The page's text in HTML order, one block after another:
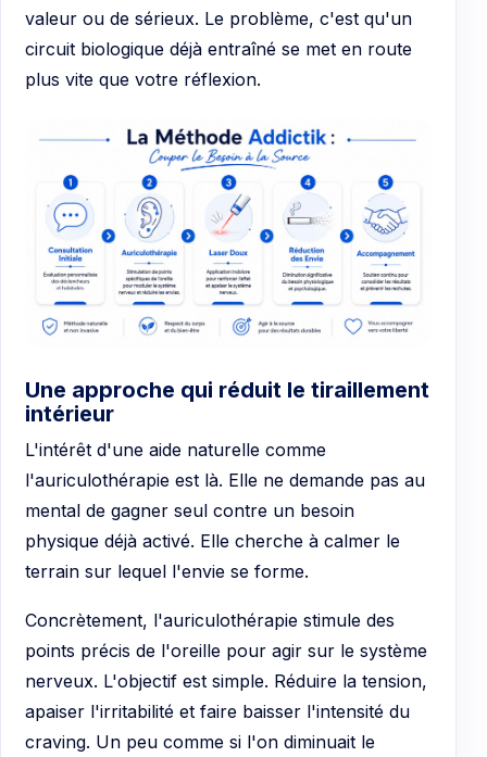
valeur ou de sérieux. Le problème, c'est qu'un
circuit biologique déjà entraîné se met en route
plus vite que votre réflexion.
Une approche qui réduit le tiraillement
intérieur
L'intérêt d'une aide naturelle comme
l'auriculothérapie est là. Elle ne demande pas au
mental de gagner seul contre un besoin
physique déjà activé. Elle cherche à calmer le
terrain sur lequel l'envie se forme.
Concrètement, l'auriculothérapie stimule des
points précis de l'oreille pour agir sur le système
nerveux. L'objectif est simple. Réduire la tension,
apaiser l'irritabilité et faire baisser l'intensité du
craving. Un peu comme si l'on diminuait le